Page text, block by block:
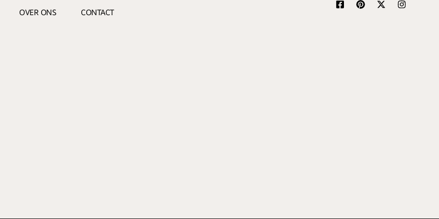
OVER ONS CONTACT